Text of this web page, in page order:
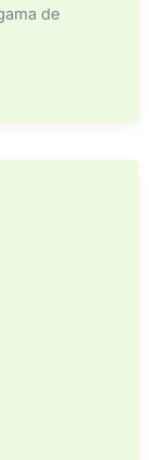
de